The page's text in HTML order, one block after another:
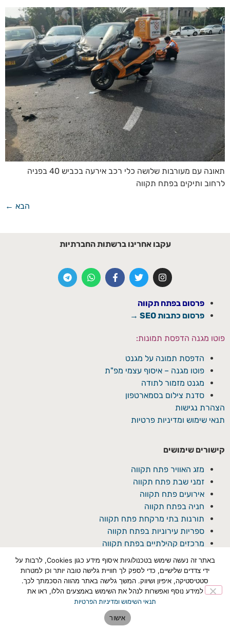
תאונה עם מעורבות שלושה כלי רכב אירעה בכביש 40 בפניה
לרחוב ותיקים בפתח תקווה
הבא ←
עקבו אחרינו ברשתות החברתיות
פרסום בפתח תקווה
פרסום כתבות SEO →
פוטו מגנה הדפסת תמונות:
הדפסת תמונה על מגנט
פוטו מגנה – איסוף עצמי מפ"ת
מגנט מזמור לתודה
סדנת צילום בסמארטפון
הצהרת נגישות
תנאי שימוש ומדיניות פרטיות
קישורים שימושים
מזג האוויר פתח תקווה
זמני שבת פתח תקווה
אירועים פתח תקווה
חניה בפתח תקווה
תורנות בתי מרקחת פתח תקווה
ספריות עירוניות בפתח תקווה
מרכזים קהילתיים בפתח תקווה
באתר זה נעשה שימוש בטכנולוגיות איסוף מידע כגון Cookies, לרבות על
ידי צדדים שלישיים, כדי לספק לך חוויית גלישה טובה יותר וכן למטרות
סטטיסטיקה, איפיון ושיווק. המשך גלישה באתר מהווה הסכמתך לכך.
למידע נוסף ואפשרות לנהל את השימוש באמצעים הללו, ראו את
תנאי השימוש ומדיניות הפרטיות
אישור